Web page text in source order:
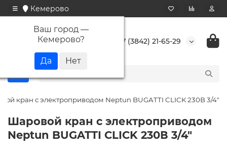
Кемерово
Ваш город —
Кемерово? +7 (3842) 21-65-29
кран с электроприводом Neptun BUGATTI CLICK 230В 3/4"
Шаровой кран с электроприводом
Neptun BUGATTI CLICK 230В 3/4"